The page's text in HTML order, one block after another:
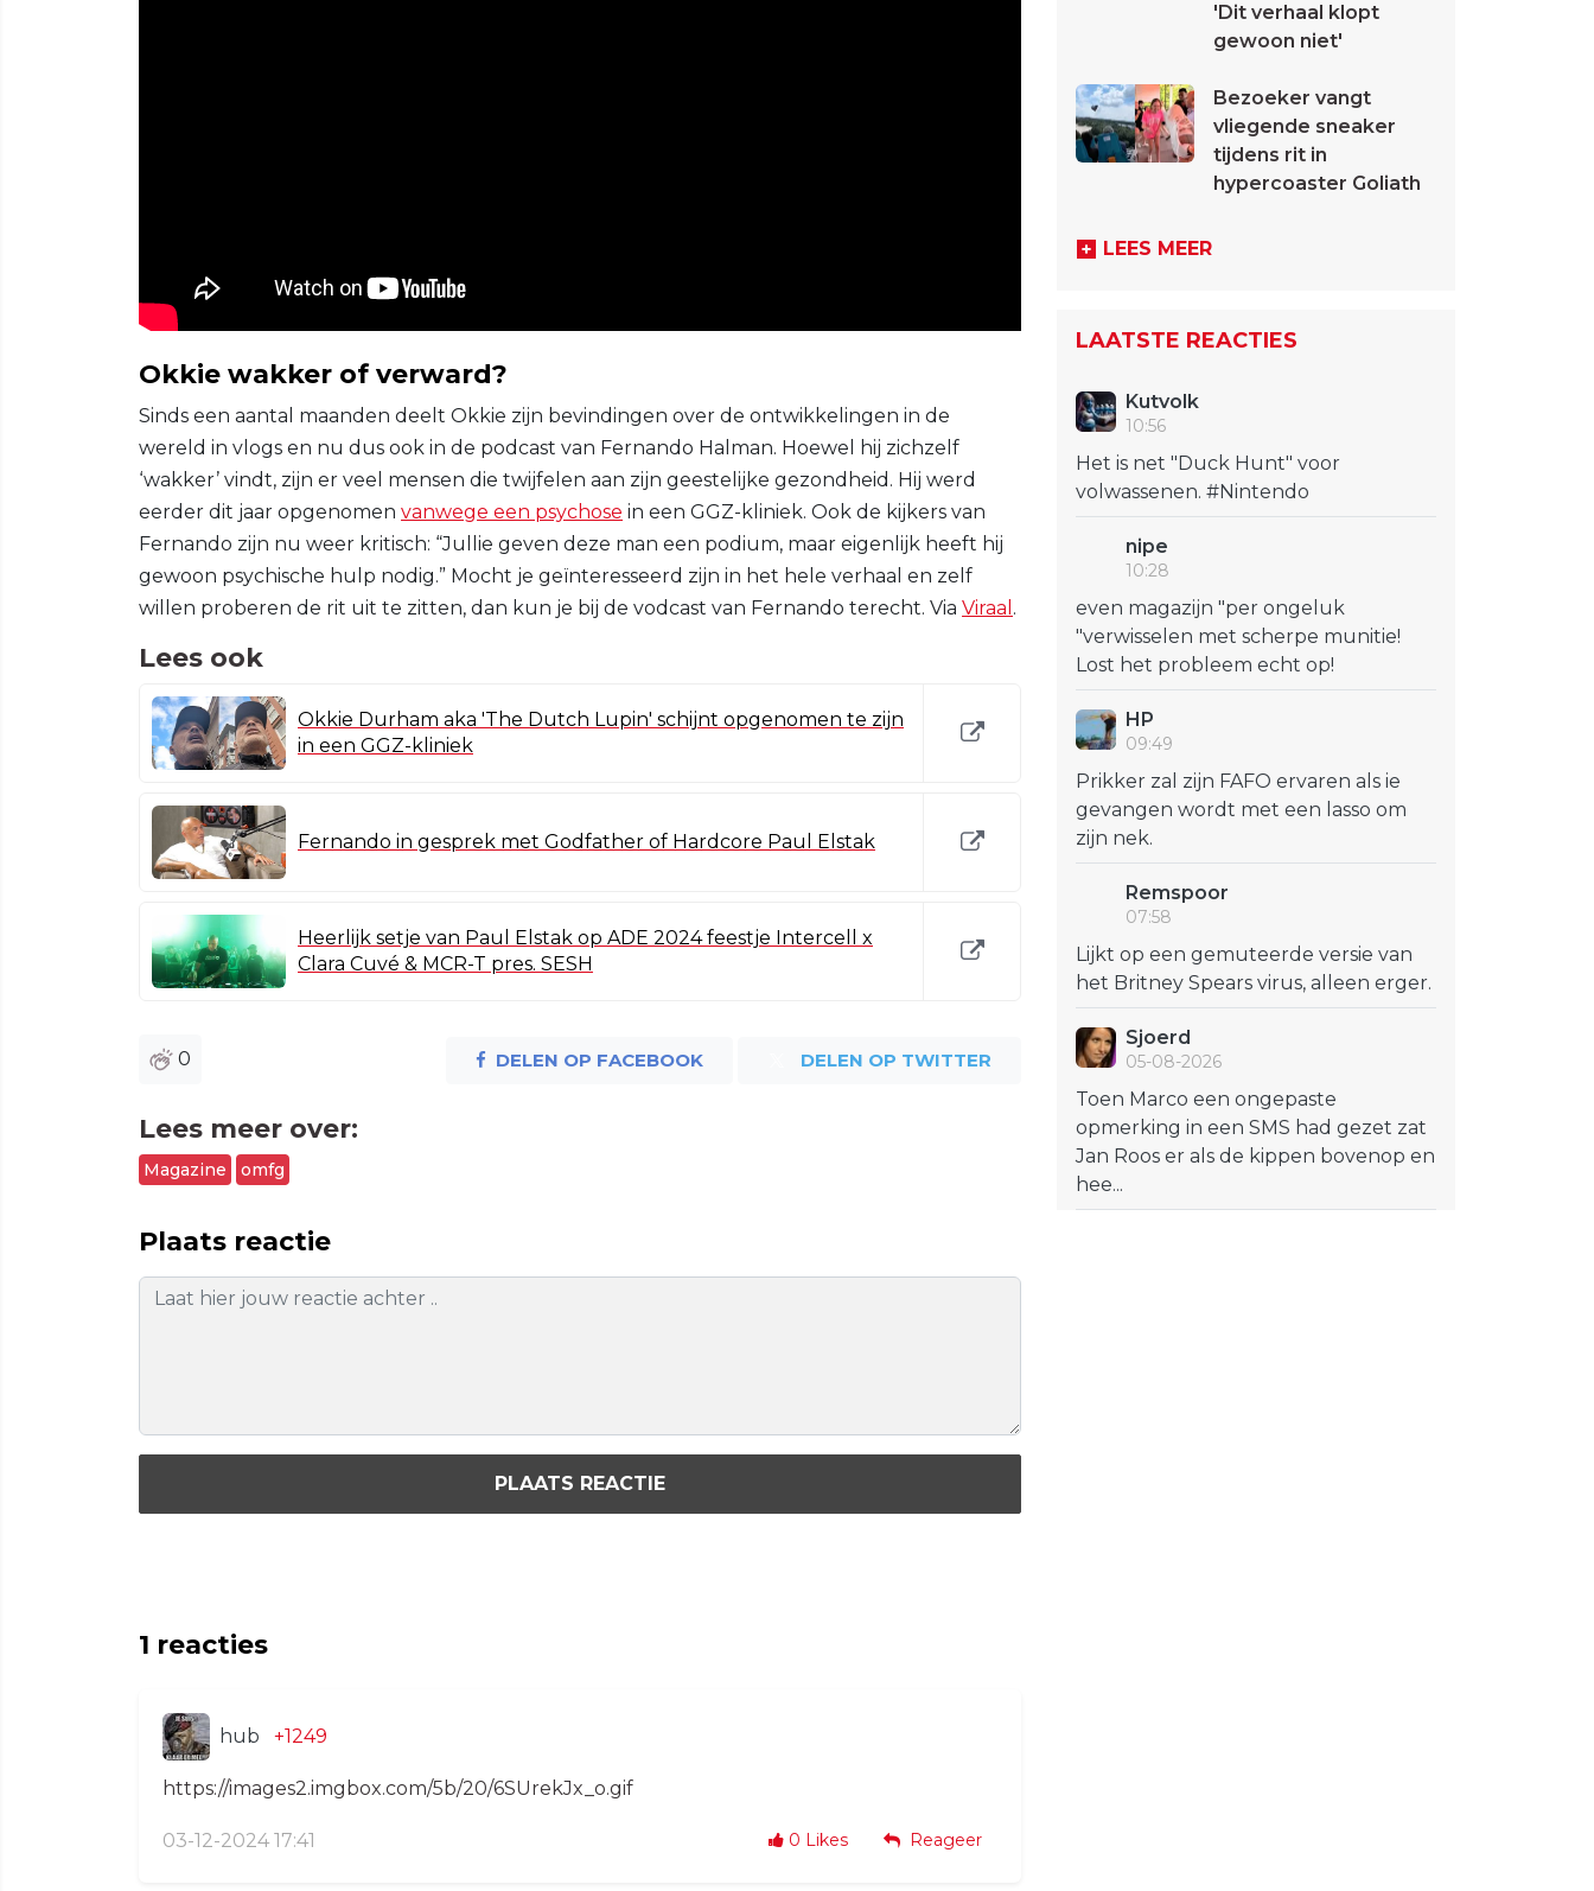
Okkie wakker of verward?
Sinds een aantal maanden deelt Okkie zijn bevindingen over de ontwikkelingen in de
wereld in vlogs en nu dus ook in de podcast van Fernando Halman. Hoewel hij zichzelf
‘wakker’ vindt, zijn er veel mensen die twijfelen aan zijn geestelijke gezondheid. Hij werd
eerder dit jaar opgenomen vanwege een psychose in een GGZ-kliniek. Ook de kijkers van
Fernando zijn nu weer kritisch: “Jullie geven deze man een podium, maar eigenlijk heeft hij
gewoon psychische hulp nodig.” Mocht je geïnteresseerd zijn in het hele verhaal en zelf
willen proberen de rit uit te zitten, dan kun je bij de vodcast van Fernando terecht. Via Viraal .
Lees ook
Okkie Durham aka 'The Dutch Lupin' schijnt opgenomen te zijn
in een GGZ-kliniek
Fernando in gesprek met Godfather of Hardcore Paul Elstak
Heerlijk setje van Paul Elstak op ADE 2024 feestje Intercell x
Clara Cuvé & MCR-T pres. SESH
0 DELEN OP FACEBOOK DELEN OP TWITTER
Lees meer over:
Magazine omfg
Plaats reactie
PLAATS REACTIE
1 reacties
hub +1249
https://images2.imgbox.com/5b/20/6SUrekJx_o.gif
03-12-2024 17:41 0 Likes Reageer
'Dit verhaal klopt
gewoon niet'
Bezoeker vangt
vliegende sneaker
tijdens rit in
hypercoaster Goliath
LEES MEER
LAATSTE REACTIES
Kutvolk
10:56
Het is net "Duck Hunt" voor
volwassenen. #Nintendo
nipe
10:28
even magazijn "per ongeluk
"verwisselen met scherpe munitie!
Lost het probleem echt op!
HP
09:49
Prikker zal zijn FAFO ervaren als ie
gevangen wordt met een lasso om
zijn nek.
Remspoor
07:58
Lijkt op een gemuteerde versie van
het Britney Spears virus, alleen erger.
Sjoerd
05-08-2026
Toen Marco een ongepaste
opmerking in een SMS had gezet zat
Jan Roos er als de kippen bovenop en
hee...